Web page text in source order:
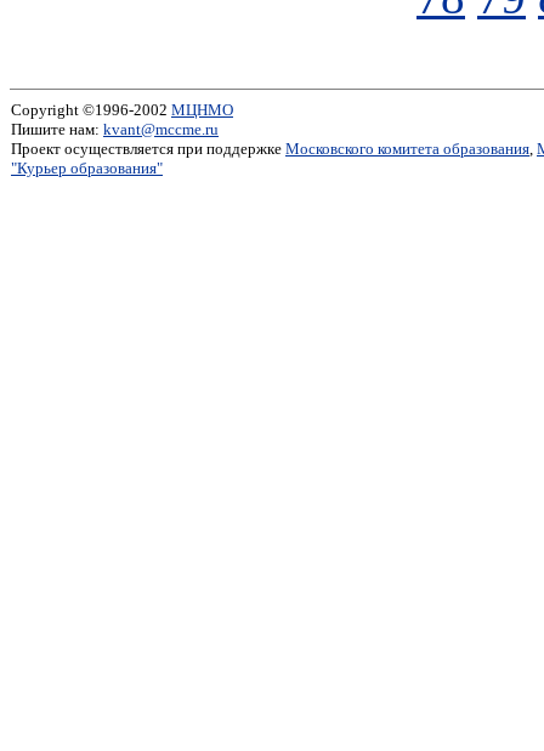
Copyright ©1996-2002 МЦНМО
Пишите нам: kvant@mccme.ru
Проект осуществляется при поддержке Московского комитета образования,
"Курьер образования"